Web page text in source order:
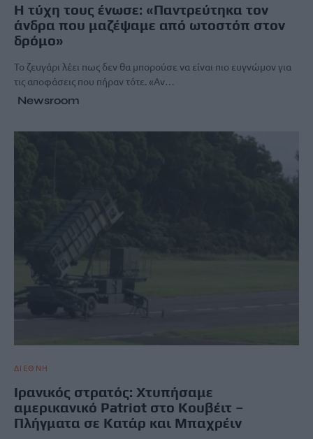
Η τύχη τους ένωσε: «Παντρεύτηκα τον
άνδρα που μαζέψαμε από ωτοστόπ στον
δρόμο»
Το ζευγάρι λέει πως δεν θα μπορούσε να είναι πιο ευγνώμον για
τις αποφάσεις που πήραν τότε. «Αν…
Newsroom
ΔΙΕΘΝΗ
Ιρανικός στρατός: Χτυπήσαμε
αμερικανικό Patriot στο Κουβέιτ –
Πλήγματα σε Κατάρ και Μπαχρέιν